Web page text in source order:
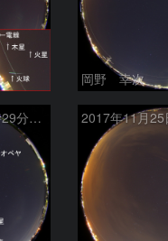
岡野 幸次
2017年11月25日02時29分の流星